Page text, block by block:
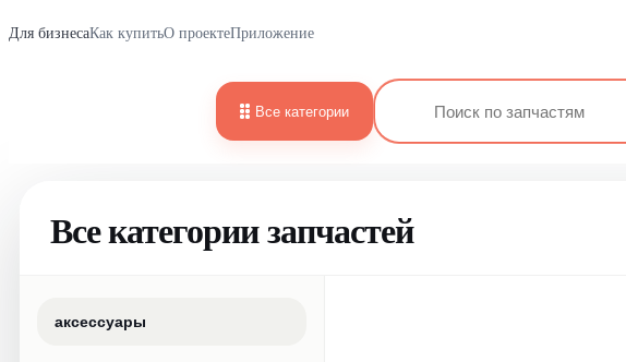
Для бизнесаКак купитьО проектеПриложение
Все категории
Все категории запчастей
аксессуары